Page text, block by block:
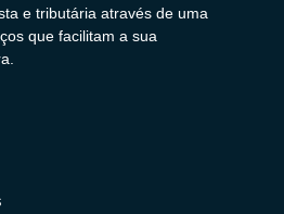
e tributária através de uma
que facilitam a sua